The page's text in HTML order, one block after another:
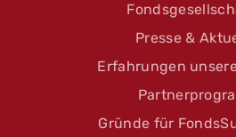
Presse &
Erfahrungen
Gründe für